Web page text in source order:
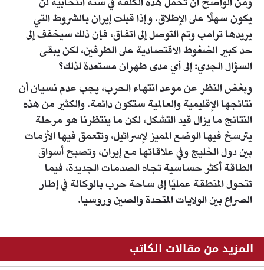
يكون سهلًا على الإطلاق. وإذا قبلت إيران بالشروط التي
يريدها ترامب وتم التوصل إلى اتفاق، فإن ذلك سيخفف إلى
حد كبير الضغوط الاقتصادية على الطرفين، لكن يبقى
السؤال الجدي: إلى أي مدى طهران مستعدة لذلك؟
وبغض النظر عن موعد انتهاء الحرب، يجب عدم نسيان أن
نتائجها الإقليمية والعالمية ستكون دائمة. والكثير من هذه
النتائج ما يزال قيد التشكل، لكن ما ينتظرنا هو مرحلة
يترسخ فيها الوضع المميز لإسرائيل، وتتعمق فيها الأزمات
بين دول الخليج وفي علاقاتها مع إيران، وتصبح أسواق
الطاقة أكثر حساسية تجاه الصدمات الجديدة، فيما
تتحول المنطقة عمليًا إلى ساحة حرب بالوكالة في إطار
الصراع بين الولايات المتحدة والصين وروسيا.
المزيد من مقالات الكاتب